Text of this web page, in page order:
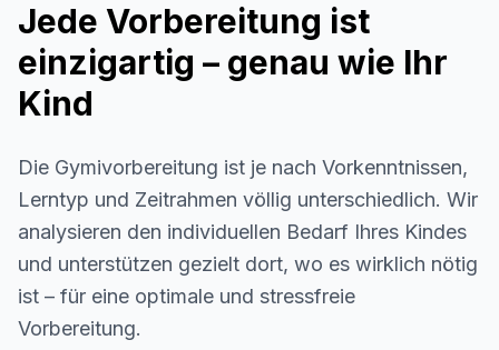
Jede Vorbereitung ist
einzigartig – genau wie Ihr
Kind
Die Gymivorbereitung ist je nach Vorkenntnissen,
Lerntyp und Zeitrahmen völlig unterschiedlich. Wir
analysieren den individuellen Bedarf Ihres Kindes
und unterstützen gezielt dort, wo es wirklich nötig
ist – für eine optimale und stressfreie
Vorbereitung.